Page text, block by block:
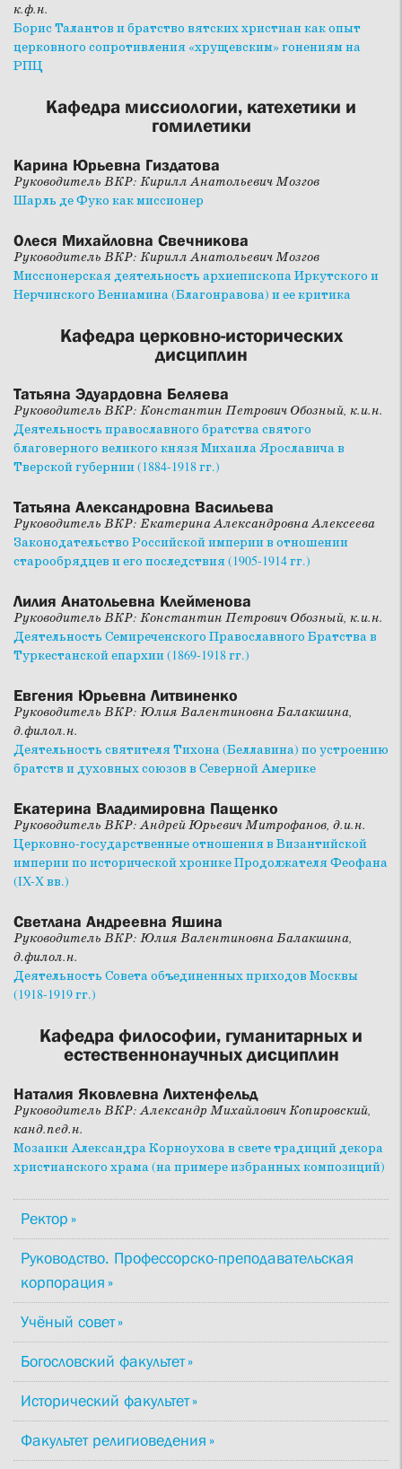
к.ф.н.
Борис Талантов и братство вятских христиан как опыт
церковного сопротивления «хрущевским» гонениям на
РПЦ
Кафедра миссиологии, катехетики и
гомилетики
Карина Юрьевна Гиздатова
Руководитель ВКР: Кирилл Анатольевич Мозгов
Шарль де Фуко как миссионер
Олеся Михайловна Свечникова
Руководитель ВКР: Кирилл Анатольевич Мозгов
Миссионерская деятельность архиепископа Иркутского и
Нерчинского Вениамина (Благонравова) и ее критика
Кафедра церковно-исторических
дисциплин
Татьяна Эдуардовна Беляева
Руководитель ВКР: Константин Петрович Обозный, к.и.н.
Деятельность православного братства святого
благоверного великого князя Михаила Ярославича в
Тверской губернии (1884-1918 гг.)
Татьяна Александровна Васильева
Руководитель ВКР: Екатерина Александровна Алексеева
Законодательство Российской империи в отношении
старообрядцев и его последствия (1905-1914 гг.)
Лилия Анатольевна Клейменова
Руководитель ВКР: Константин Петрович Обозный, к.и.н.
Деятельность Семиреченского Православного Братства в
Туркестанской епархии (1869-1918 гг.)
Евгения Юрьевна Литвиненко
Руководитель ВКР: Юлия Валентиновна Балакшина,
д.филол.н.
Деятельность святителя Тихона (Беллавина) по устроению
братств и духовных союзов в Северной Америке
Екатерина Владимировна Пащенко
Руководитель ВКР: Андрей Юрьевич Митрофанов, д.и.н.
Церковно-государственные отношения в Византийской
империи по исторической хронике Продолжателя Феофана
(IX-X вв.)
Светлана Андреевна Яшина
Руководитель ВКР: Юлия Валентиновна Балакшина,
д.филол.н.
Деятельность Совета объединенных приходов Москвы
(1918-1919 гг.)
Кафедра философии, гуманитарных и
естественнонаучных дисциплин
Наталия Яковлевна Лихтенфельд
Руководитель ВКР: Александр Михайлович Копировский,
канд.пед.н.
Мозаики Александра Корноухова в свете традиций декора
христианского храма (на примере избранных композиций)
Ректор
Руководство. Профессорско-преподавательская
корпорация
Учёный совет
Богословский факультет
Исторический факультет
Факультет религиоведения